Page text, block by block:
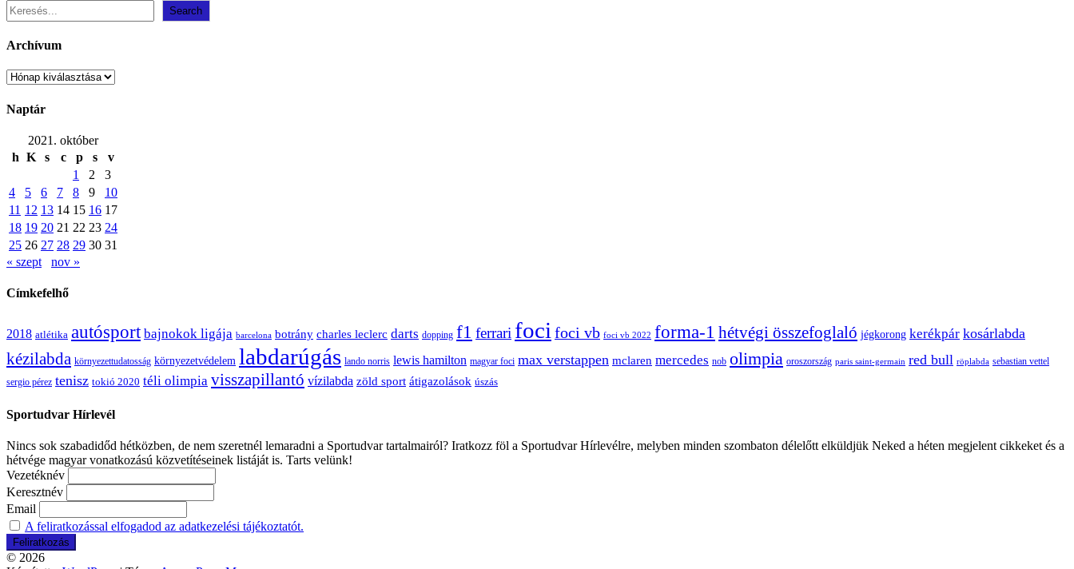
Search
Archívum
Archívum
Naptár
2021. október
h K s c p s
v
1
2
3
4
5 6 7 8 9
10
11 12 13 14 15 16 17
18 19 20 21 22 23 24
25 26 27 28 29 30 31
« szept
nov »
Címkefelhő
2018 atlétika autósport bajnokok ligája barcelona botrány charles leclerc darts dopping f1 ferrari foci foci vb foci vb 2022 forma-1 hétvégi összefoglaló jégkorong kerékpár kosárlabda
kézilabda környezettudatosság környezetvédelem labdarúgás lando norris lewis hamilton magyar foci max verstappen mclaren mercedes nob olimpia oroszország paris saint-germain red bull röplabda sebastian vettel
sergio pérez tenisz tokió 2020 téli olimpia visszapillantó vízilabda zöld sport átigazolások úszás
Sportudvar Hírlevél
Nincs sok szabadidőd hétközben, de nem szeretnél lemaradni a Sportudvar tartalmairól? Iratkozz föl a Sportudvar Hírlevélre, melyben minden szombaton délelőtt elküldjük Neked a héten megjelent cikkeket és a
hétvége magyar vonatkozású közvetítéseinek listáját is. Tarts velünk!
Vezetéknév
Keresztnév
Email
A feliratkozással elfogadod az adatkezelési tájékoztatót.
© 2026